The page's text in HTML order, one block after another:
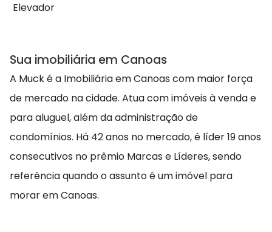
Elevador
Sua imobiliária em Canoas
A Muck é a Imobiliária em Canoas com maior força
de mercado na cidade. Atua com imóveis à venda e
para aluguel, além da administração de
condomínios. Há 42 anos no mercado, é líder 19 anos
consecutivos no prêmio Marcas e Líderes, sendo
referência quando o assunto é um imóvel para
morar em Canoas.